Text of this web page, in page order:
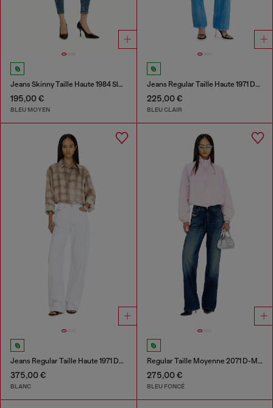
Jeans Skinny Taille Haute 1984 Slandy-High
195,00 €
BLEU MOYEN
Jeans Regular Taille Haute 1971 D-Sent
225,00 €
BLEU CLAIR
Jeans Regular Taille Haute 1971 D-Sent
375,00 €
BLANC
Regular Taille Moyenne 2071 D-Meel Joggjeans®
275,00 €
BLEU FONCÉ